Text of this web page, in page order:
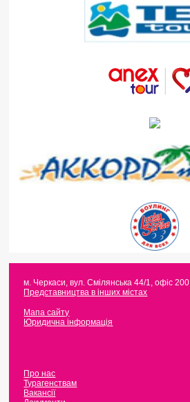
м. Черкаси,вул. Смілянська 44/1, офіс 200
Представництва в інших містах
Мапа сайту
Юридична інформація
Про нас
Турагенствам
Вакансії